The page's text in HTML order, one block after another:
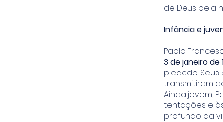
de Deus pela
Infância e
Paolo
3 de janeiro de
piedade. Seus
transmitiram
Ainda jovem,
tentações e
profundo da